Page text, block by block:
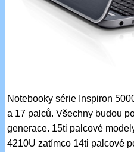
Notebooky série Inspiron
a 17 palců. Všechny budou
generace. 15ti palcové
4210U zatímco 14ti palcové